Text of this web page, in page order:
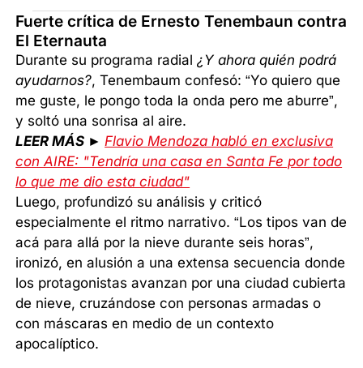
Fuerte crítica de Ernesto Tenembaun contra
El Eternauta
Durante su programa radial¿Y ahora quién podrá
ayudarnos?, Tenembaum confesó: “Yo quiero que
me guste, le pongo toda la onda pero me aburre”,
y soltó una sonrisa al aire.
LEER MÁS ►Flavio Mendoza habló en exclusiva
con AIRE: "Tendría una casa en Santa Fe por todo
lo que me dio esta ciudad"
Luego, profundizó su análisis y criticó
especialmente el ritmo narrativo. “Los tipos van de
acá para allá por la nieve durante seis horas”,
ironizó, en alusión a una extensa secuencia donde
los protagonistas avanzan por una ciudad cubierta
de nieve, cruzándose con personas armadas o
con máscaras en medio de un contexto
apocalíptico.